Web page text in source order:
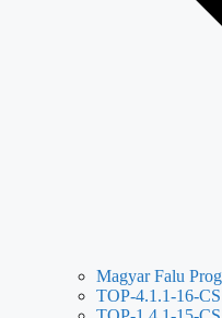
Magyar Falu
TOP-4.1.1-16-